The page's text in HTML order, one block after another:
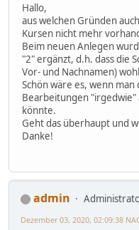
Hallo,
aus welchen Gründen
Kursen nicht mehr
Beim neuen Anlegen
"2" ergänzt, d.h. dass die
Vor- und Nachnamen)
Schön wäre es, wenn
Bearbeitungen
könnte.
Geht das überhaupt und
Danke!
admin
Dezember 03, 2020, 02:09:38